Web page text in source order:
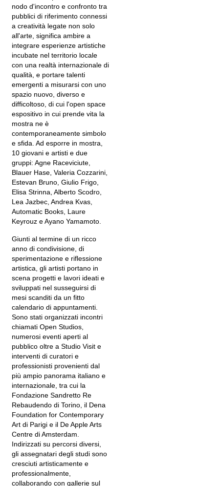
nodo d'incontro e confronto tra
pubblici di riferimento connessi
a creatività legate non solo
all'arte, significa ambire a
integrare esperienze artistiche
incubate nel territorio locale
con una realtà internazionale di
qualità, e portare talenti
emergenti a misurarsi con uno
spazio nuovo, diverso e
difficoltoso, di cui l'open space
espositivo in cui prende vita la
mostra ne è
contemporaneamente simbolo
e sfida. Ad esporre in mostra,
10 giovani e artisti e due
gruppi: Agne Raceviciute,
Blauer Hase, Valeria Cozzarini,
Estevan Bruno, Giulio Frigo,
Elisa Strinna, Alberto Scodro,
Lea Jazbec, Andrea Kvas,
Automatic Books, Laure
Keyrouz e Ayano Yamamoto.
Giunti al termine di un ricco
anno di condivisione, di
sperimentazione e riflessione
artistica, gli artisti portano in
scena progetti e lavori ideati e
sviluppati nel susseguirsi di
mesi scanditi da un fitto
calendario di appuntamenti.
Sono stati organizzati incontri
chiamati Open Studios,
numerosi eventi aperti al
pubblico oltre a Studio Visit e
interventi di curatori e
professionisti provenienti dal
più ampio panorama italiano e
internazionale, tra cui la
Fondazione Sandretto Re
Rebaudendo di Torino, il Dena
Foundation for Contemporary
Art di Parigi e il De Apple Arts
Centre di Amsterdam.
Indirizzati su percorsi diversi,
gli assegnatari degli studi sono
cresciuti artisticamente e
professionalmente,
collaborando con gallerie sul